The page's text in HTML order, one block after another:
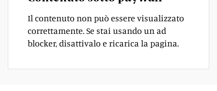
Il contenuto non può essere visualizzato
correttamente. Se stai usando un ad
blocker, disattivalo e ricarica la pagina.